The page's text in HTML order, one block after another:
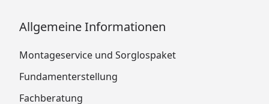
Allgemeine Informationen
Montageservice und Sorglospaket
Fundamenterstellung
Fachberatung